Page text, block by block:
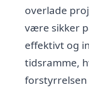
overlade
være sikker
effektivt og
tidsramme,
forstyrrelsen